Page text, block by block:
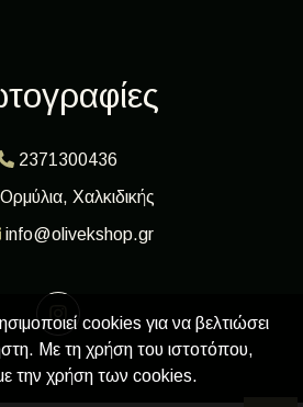
2371300436
Ορμύλια, Χαλκιδικής
info@olivekshop.gr
cookies για να βελτιώσει
Με τη χρήση του ιστοτόπου,
την χρήση των cookies.